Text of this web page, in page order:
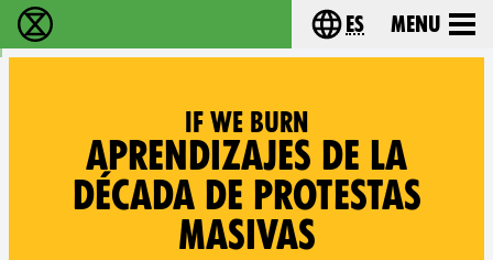
extinction rebellion - Home Choose your
es Menu
IF WE BURN
APRENDIZAJES DE LA
DÉCADA DE PROTESTAS
MASIVAS